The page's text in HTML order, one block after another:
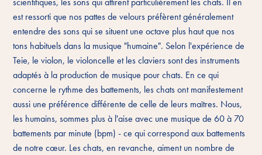
est ressorti que nos pattes de velours préfèrent généralement
entendre des sons qui se situent une octave plus haut que nos
tons habituels dans la musique "humaine". Selon l'expérience de
Teie, le violon, le violoncelle et les claviers sont des instruments
adaptés à la production de musique pour chats. En ce qui
concerne le rythme des battements, les chats ont manifestement
aussi une préférence différente de celle de leurs maîtres. Nous,
les humains, sommes plus à l'aise avec une musique de 60 à 70
battements par minute (bpm) - ce qui correspond aux battements
de notre cœur. Les chats, en revanche, aiment un nombre de